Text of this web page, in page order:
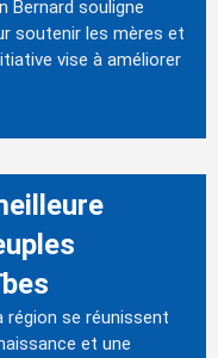
Bernard souligne
soutenir les mères et
vise à améliorer
se réunissent
et une